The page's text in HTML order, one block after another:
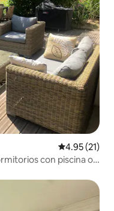
Calificación
4.95 (21)
con piscina o